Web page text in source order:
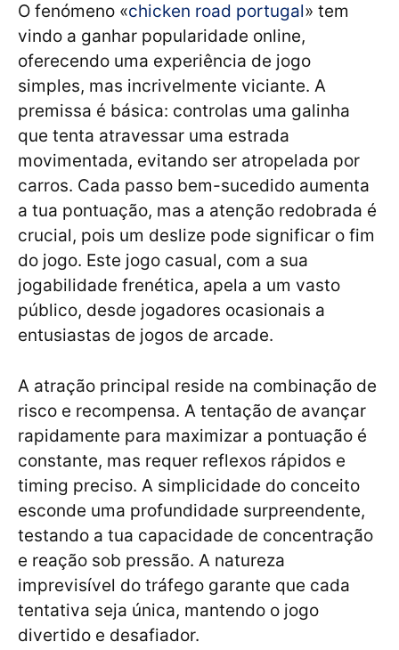
O fenómeno «chicken road portugal» tem
vindo a ganhar popularidade online,
oferecendo uma experiência de jogo
simples, mas incrivelmente viciante. A
premissa é básica: controlas uma galinha
que tenta atravessar uma estrada
movimentada, evitando ser atropelada por
carros. Cada passo bem-sucedido aumenta
a tua pontuação, mas a atenção redobrada é
crucial, pois um deslize pode significar o fim
do jogo. Este jogo casual, com a sua
jogabilidade frenética, apela a um vasto
público, desde jogadores ocasionais a
entusiastas de jogos de arcade.
A atração principal reside na combinação de
risco e recompensa. A tentação de avançar
rapidamente para maximizar a pontuação é
constante, mas requer reflexos rápidos e
timing preciso. A simplicidade do conceito
esconde uma profundidade surpreendente,
testando a tua capacidade de concentração
e reação sob pressão. A natureza
imprevisível do tráfego garante que cada
tentativa seja única, mantendo o jogo
divertido e desafiador.